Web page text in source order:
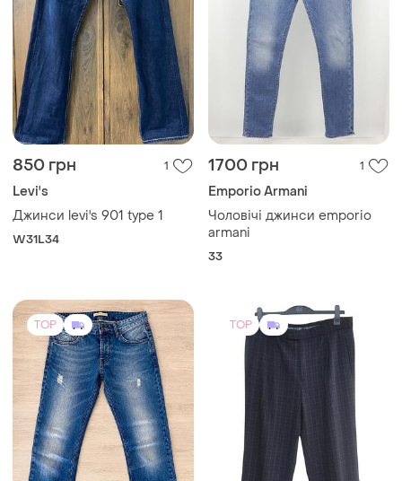
850 грн
Levi's
Джинси levi's 901 type 1
W31L34
1700 грн
Emporio Armani
Чоловічі джинси emporio
armani
33
TOP
950 грн 1
TOP
935 грн 2